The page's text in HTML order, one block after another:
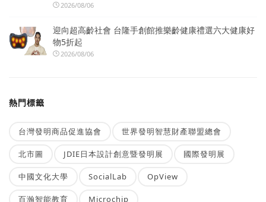
2026/08/06
迎向超高齡社會 台隆手創館推樂齡健康禮選六大健康好
物5折起
2026/08/06
熱門標籤
台灣發明商品促進協會 世界發明智慧財產聯盟總會
北市圖 JDIE日本設計創意暨發明展 國際發明展
中國文化大學 SocialLab OpView
百瀚智能教育 Microchip